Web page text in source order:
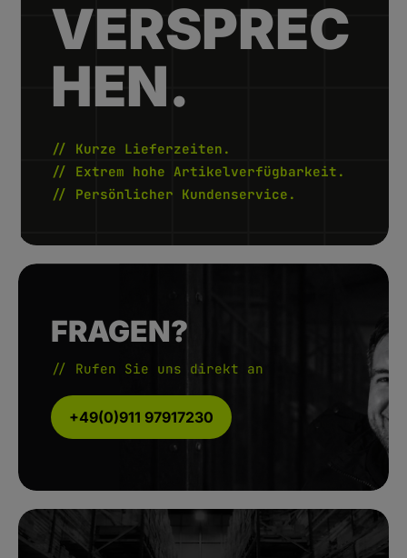
VERSPREC
HEN.
// Kurze Lieferzeiten.
// Extrem hohe Artikelverfügbarkeit.
// Persönlicher Kundenservice.
FRAGEN?
// Rufen Sie uns direkt an
+49(0)911 97917230